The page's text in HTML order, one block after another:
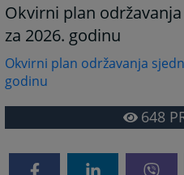
Okvirni plan održavanja
za 2026. godinu
Okvirni plan održavanja
godinu
648